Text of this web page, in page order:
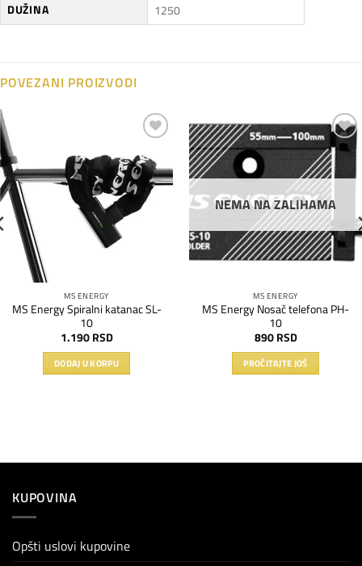
DUŽINA
1250
POVEZANI PROIZVODI
na
listu
želja
MS ENERGY
MS Energy Spiralni katanac SL-
10
1.190 RSD
DODAJ U KORPU
Dodaj
listu
NEMA NA ZALIHAMA
MS ENERGY
MS Energy Nosač telefona PH-
10
890 RSD
PROČITAJTE JOŠ
KUPOVINA
Opšti uslovi kupovine